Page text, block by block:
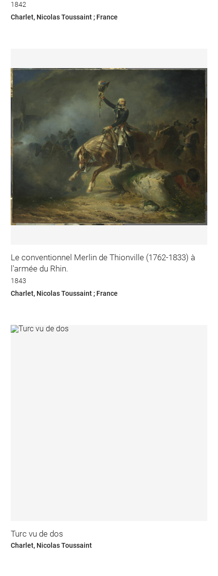
1842
Charlet, Nicolas Toussaint ; France
Le conventionnel Merlin de Thionville (1762-1833) à
l'armée du Rhin.
1843
Charlet, Nicolas Toussaint ; France
Turc vu de dos
Charlet, Nicolas Toussaint